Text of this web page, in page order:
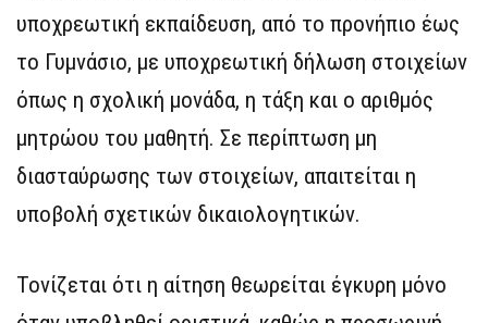
υποχρεωτική εκπαίδευση, από το προνήπιο έως
το Γυμνάσιο, με υποχρεωτική δήλωση στοιχείων
όπως η σχολική μονάδα, η τάξη και ο αριθμός
μητρώου του μαθητή. Σε περίπτωση μη
διασταύρωσης των στοιχείων, απαιτείται η
υποβολή σχετικών δικαιολογητικών.
Τονίζεται ότι η αίτηση θεωρείται έγκυρη μόνο